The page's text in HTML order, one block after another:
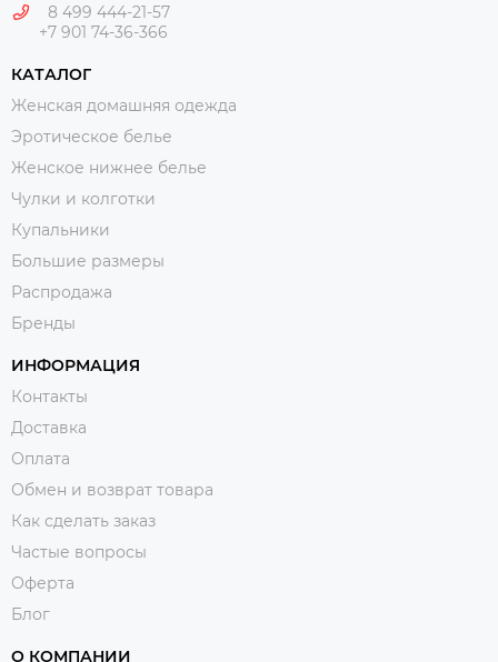
8 499 444-21-57
+7 901 74-36-366
КАТАЛОГ
Женская домашняя одежда
Эротическое белье
Женское нижнее белье
Чулки и колготки
Купальники
Большие размеры
Распродажа
Бренды
ИНФОРМАЦИЯ
Контакты
Доставка
Оплата
Обмен и возврат товара
Как сделать заказ
Частые вопросы
Оферта
Блог
О КОМПАНИИ